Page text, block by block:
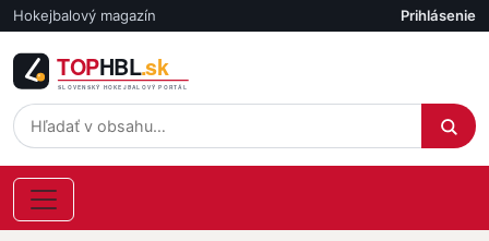
Skočiť na hlavný obsah
Hokejbalový magazín Účet
Prihlásenie